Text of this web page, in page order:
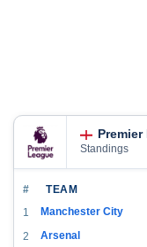
Standings
# TEAM
1 Manchester City
2
Arsenal